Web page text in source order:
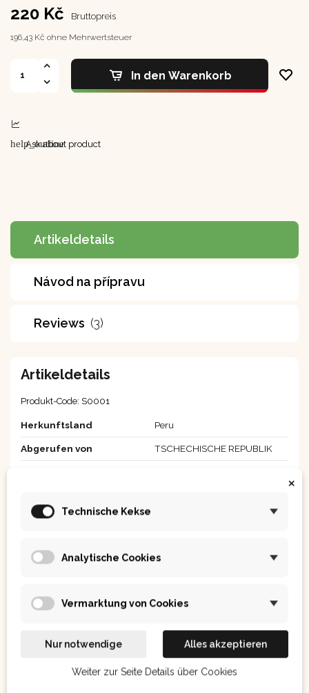
220 Kč Bruttopreis
196,43 Kč ohne Mehrwertsteuer
In den Warenkorb
help_outline
Ask about product
Artikeldetails
Návod na přípravu
Reviews (3)
Artikeldetails
Produkt-Code: S0001
Herkunftsland Peru
Abgerufen von TSCHECHISCHE REPUBLIK
Ostatním se také líbilo:
×
Technische Kekse
Analytische Cookies
Vermarktung von Cookies
Nur notwendige Alles akzeptieren
Weiter zur Seite Details über Cookies